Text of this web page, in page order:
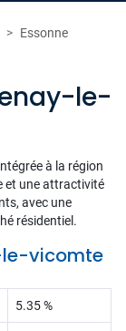
Essonne
le-
à la région
et une attractivité
avec une
résidentiel.
le-vicomte
5.35 %